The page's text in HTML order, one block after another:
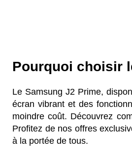
Pourquoi choisir
Le Samsung J2 Prime,
écran vibrant et des
moindre coût. Découvrez
Profitez de nos offres
à la portée de tous.